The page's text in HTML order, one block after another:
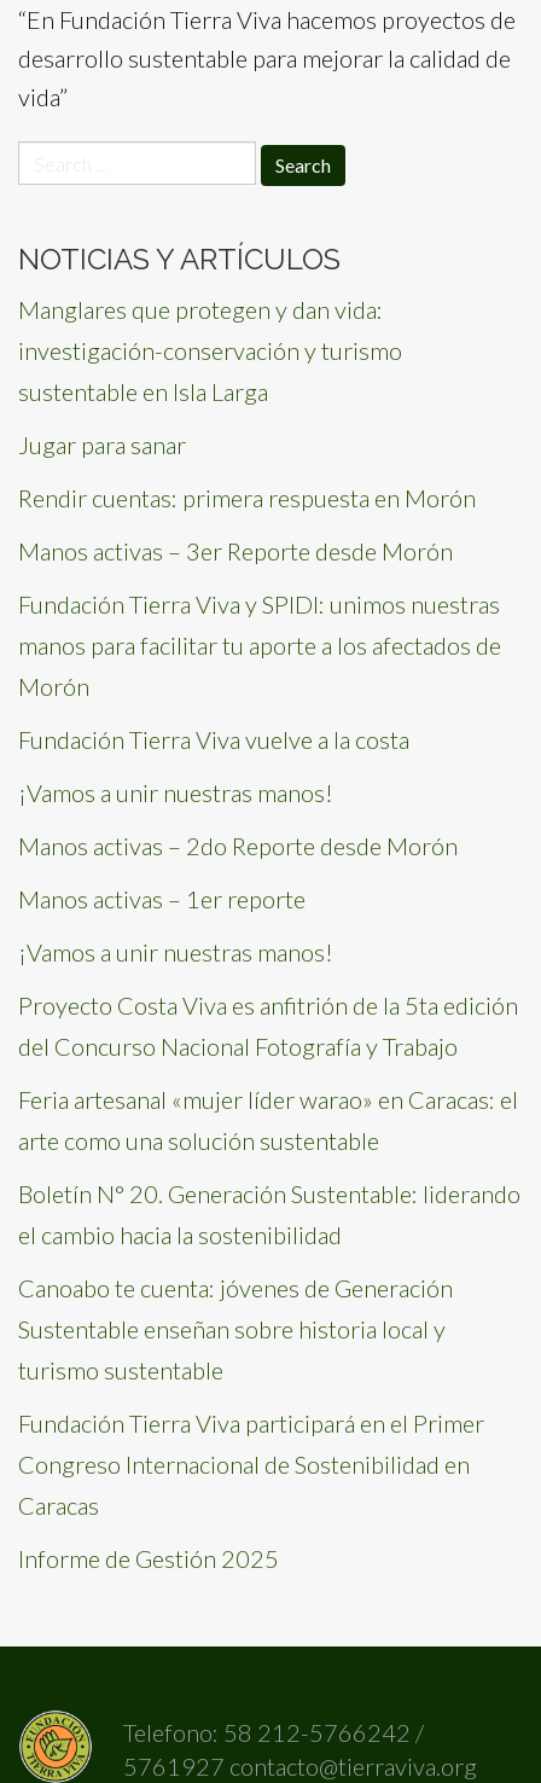
“En Fundación Tierra Viva hacemos proyectos de
desarrollo sustentable para mejorar la calidad de
vida”
for:
NOTICIAS Y ARTÍCULOS
Manglares que protegen y dan vida:
investigación-conservación y turismo
sustentable en Isla Larga
Jugar para sanar
Rendir cuentas: primera respuesta en Morón
Manos activas – 3er Reporte desde Morón
Fundación Tierra Viva y SPIDI: unimos nuestras
manos para facilitar tu aporte a los afectados de
Morón
Fundación Tierra Viva vuelve a la costa
¡Vamos a unir nuestras manos!
Manos activas – 2do Reporte desde Morón
Manos activas – 1er reporte
¡Vamos a unir nuestras manos!
Proyecto Costa Viva es anfitrión de la 5ta edición
del Concurso Nacional Fotografía y Trabajo
Feria artesanal «mujer líder warao» en Caracas: el
arte como una solución sustentable
Boletín N° 20. Generación Sustentable: liderando
el cambio hacia la sostenibilidad
Canoabo te cuenta: jóvenes de Generación
Sustentable enseñan sobre historia local y
turismo sustentable
Fundación Tierra Viva participará en el Primer
Congreso Internacional de Sostenibilidad en
Caracas
Informe de Gestión 2025
Telefono: 58 212-5766242 /
5761927 contacto@tierraviva.org